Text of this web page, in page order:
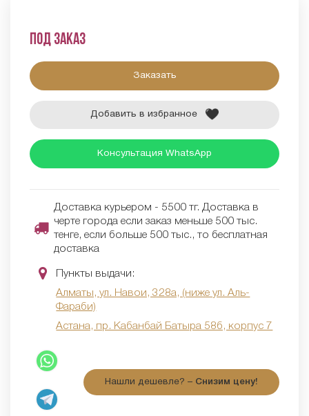
Под заказ
Заказать
Добавить в избранное
Консультация WhatsApp
Доставка курьером - 5500 тг. Доставка в
черте города если заказ меньше 500 тыс.
тенге, если больше 500 тыс., то бесплатная
доставка
Пункты выдачи:
Алматы, ул. Навои, 328а, (ниже ул. Аль-
Фараби)
Астана, пр. Кабанбай Батыра 58б, корпус 7
Нашли дешевле? – Снизим цену!